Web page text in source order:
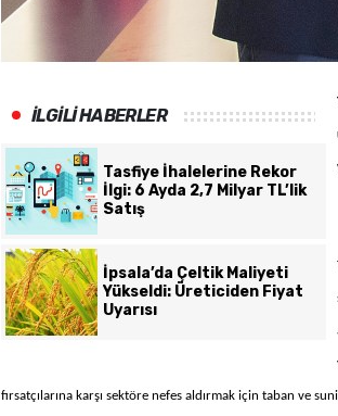
İLGİLİ HABERLER
Tasfiye İhalelerine Rekor
İlgi: 6 Ayda 2,7 Milyar TL’lik
Satış
İpsala’da Çeltik Maliyeti
Yükseldi: Üreticiden Fiyat
Uyarısı
fırsatçılarına karşı sektöre nefes aldırmak için taban ve